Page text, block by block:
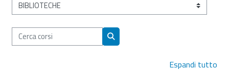
Categorie di corso
Cerca corsi
Cerca corsi
Espandi tutto